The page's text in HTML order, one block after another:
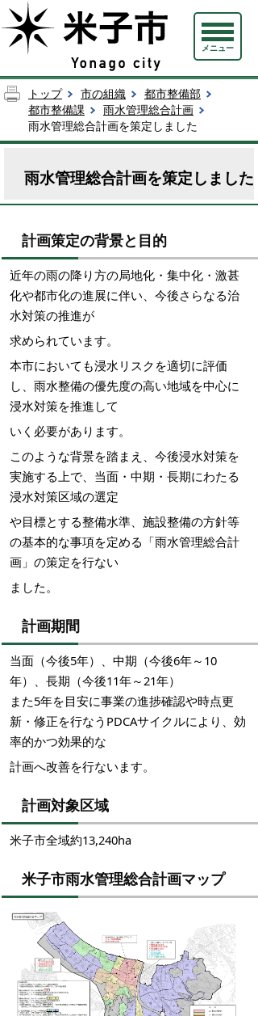
メニュー
トップ 市の組織
都市整備部
都市整備課
雨水管理総合計画
雨水管理総合計画を策定しました
雨水管理総合計画を策定しました
計画策定の背景と目的
近年の雨の降り方の局地化・集中化・激甚
化や都市化の進展に伴い、今後さらなる治
水対策の推進が
求められています。
本市においても浸水リスクを適切に評価
し、雨水整備の優先度の高い地域を中心に
浸水対策を推進して
いく必要があります。
このような背景を踏まえ、今後浸水対策を
実施する上で、当面・中期・長期にわたる
浸水対策区域の選定
や目標とする整備水準、施設整備の方針等
の基本的な事項を定める「雨水管理総合計
画」の策定を行ない
ました。
計画期間
当面（今後5年）、中期（今後6年～10
年）、長期（今後11年～21年）
また5年を目安に事業の進捗確認や時点更
新・修正を行なうPDCAサイクルにより、効
率的かつ効果的な
計画へ改善を行ないます。
計画対象区域
米子市全域約13,240ha
米子市雨水管理総合計画マップ